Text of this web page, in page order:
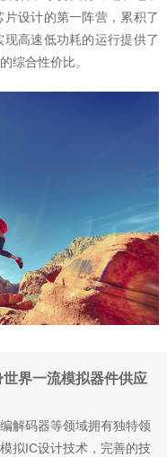
设计的第一阵营，累积了
高速低功耗的运行提供了
综合性价比。
界一流模拟器件供应
解码器等领域拥有独特领
拟IC设计技术，完善的技